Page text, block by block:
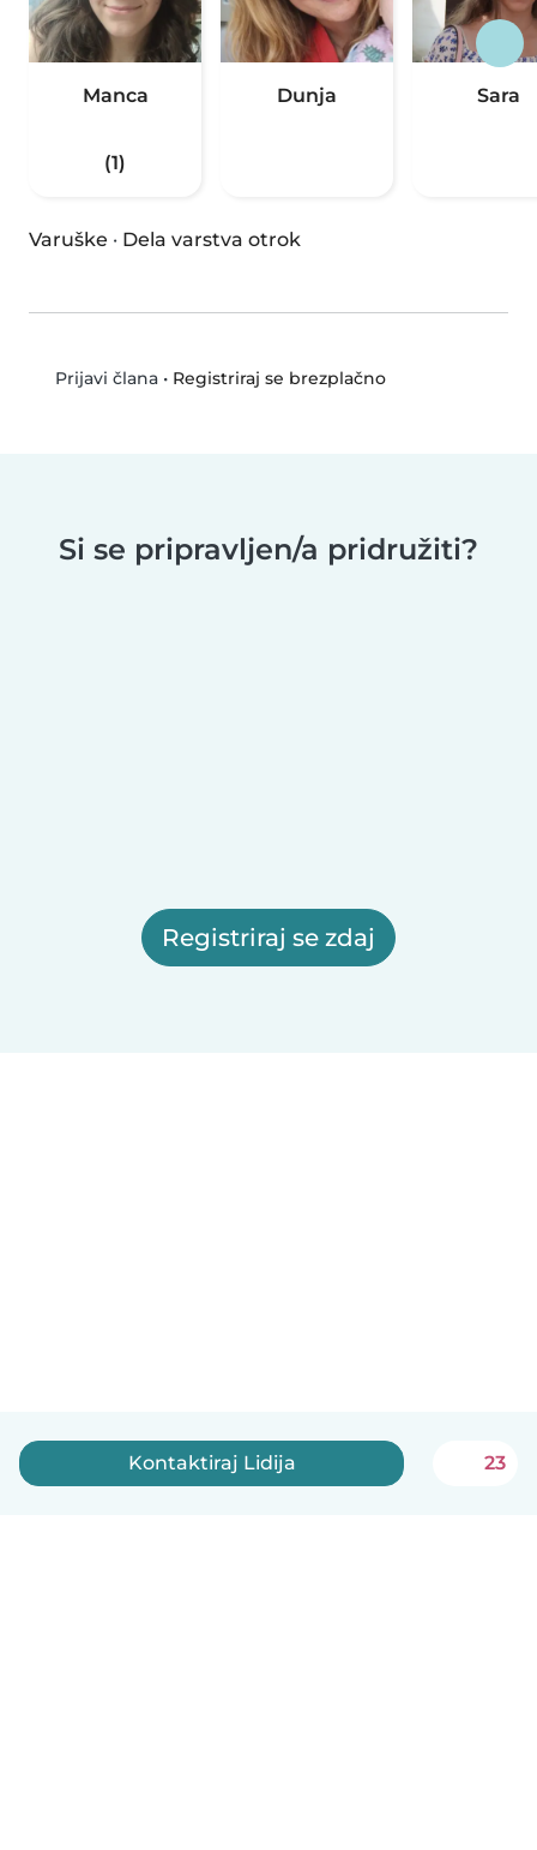
Manca
(1)
Dunja Sara
Varuške · Dela varstva otrok
Prijavi člana• Registriraj se brezplačno
Si se pripravljen/a pridružiti?
Registriraj se zdaj
Kontaktiraj Lidija 23